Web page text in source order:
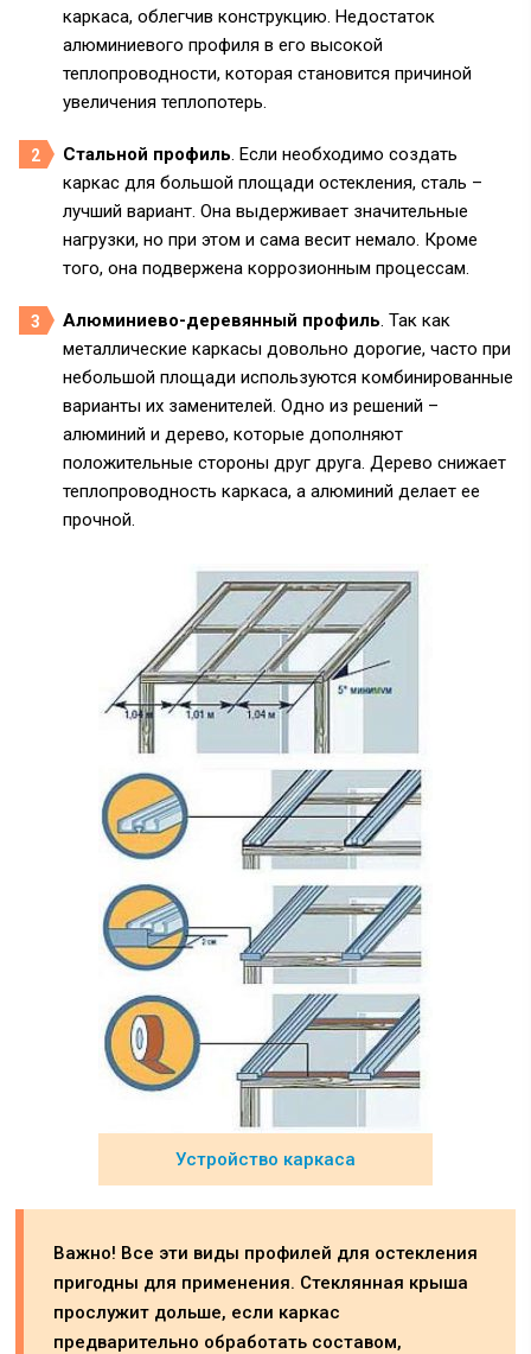
каркаса, облегчив конструкцию. Недостаток
алюминиевого профиля в его высокой
теплопроводности, которая становится причиной
увеличения теплопотерь.
Стальной профиль. Если необходимо создать
каркас для большой площади остекления, сталь –
лучший вариант. Она выдерживает значительные
нагрузки, но при этом и сама весит немало. Кроме
того, она подвержена коррозионным процессам.
Алюминиево-деревянный профиль. Так как
металлические каркасы довольно дорогие, часто при
небольшой площади используются комбинированные
варианты их заменителей. Одно из решений –
алюминий и дерево, которые дополняют
положительные стороны друг друга. Дерево снижает
теплопроводность каркаса, а алюминий делает ее
прочной.
Устройство каркаса
Важно! Все эти виды профилей для остекления
пригодны для применения. Стеклянная крыша
прослужит дольше, если каркас
предварительно обработать составом,